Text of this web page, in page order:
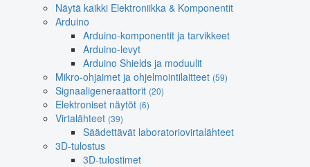
Näytä kaikki Elektroniikka & Komponentit
Arduino
Arduino-komponentit ja tarvikkeet
Arduino-levyt
Arduino Shields ja moduulit
Mikro-ohjaimet ja ohjelmointilaitteet (59)
Signaaligeneraattorit (20)
Elektroniset näytöt (6)
Virtalähteet (39)
Säädettävät laboratoriovirtalähteet
3D-tulostus
3D-tulostimet